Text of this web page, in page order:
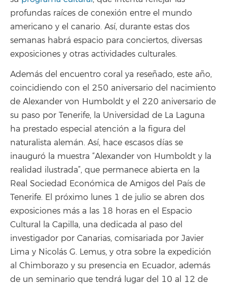
profundas raíces de conexión entre el mundo
americano y el canario. Así, durante estas dos
semanas habrá espacio para conciertos, diversas
exposiciones y otras actividades culturales.
Además del encuentro coral ya reseñado, este año,
coincidiendo con el 250 aniversario del nacimiento
de Alexander von Humboldt y el 220 aniversario de
su paso por Tenerife, la Universidad de La Laguna
ha prestado especial atención a la figura del
naturalista alemán. Así, hace escasos días se
inauguró la muestra “Alexander von Humboldt y la
realidad ilustrada”, que permanece abierta en la
Real Sociedad Económica de Amigos del País de
Tenerife. El próximo lunes 1 de julio se abren dos
exposiciones más a las 18 horas en el Espacio
Cultural la Capilla, una dedicada al paso del
investigador por Canarias, comisariada por Javier
Lima y Nicolás G. Lemus, y otra sobre la expedición
al Chimborazo y su presencia en Ecuador, además
de un seminario que tendrá lugar del 10 al 12 de